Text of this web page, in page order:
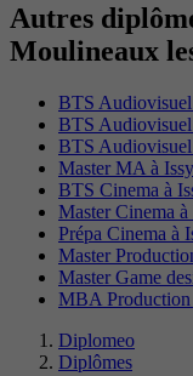
Autres
Moulineaux
BTS
BTS
BTS
Master MA à
BTS Cinema à
Master Cinema
Prépa Cinema à
Master
Master Game
MBA Production
Diplomeo
Diplômes